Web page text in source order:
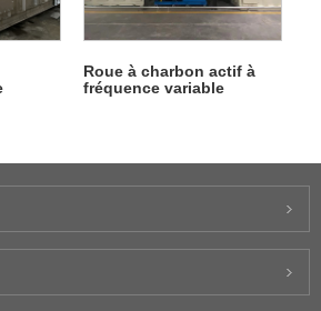
Roue à charbon actif à
fréquence variable